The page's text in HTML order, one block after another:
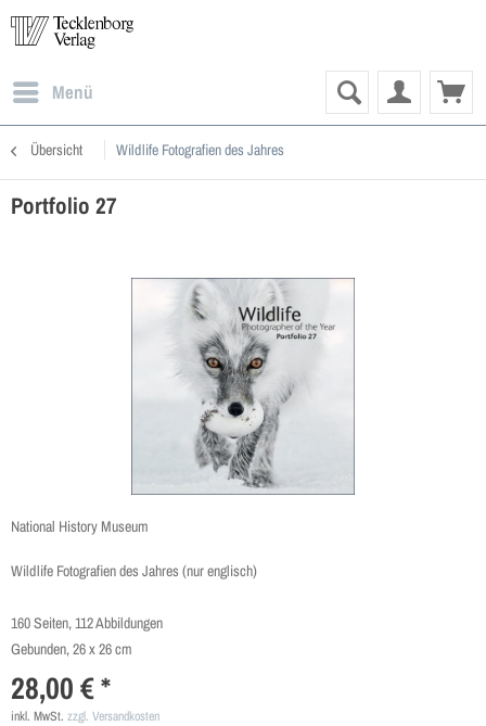
Menü
Übersicht Wildlife Fotografien des Jahres
Portfolio 27
National History Museum
Wildlife Fotografien des Jahres (nur englisch)
160 Seiten, 112 Abbildungen
Gebunden, 26 x 26 cm
28,00 € *
inkl. MwSt. zzgl. Versandkosten